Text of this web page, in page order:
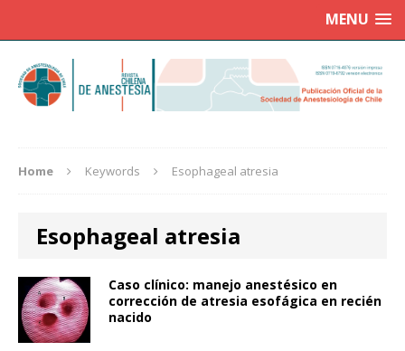
MENU
Home Keywords Esophageal atresia
Esophageal atresia
Caso clínico: manejo anestésico en
corrección de atresia esofágica en recién
nacido